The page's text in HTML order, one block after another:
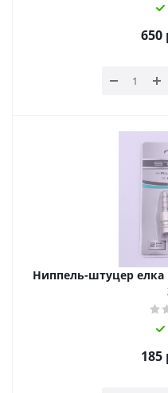
650
Ниппель-штуцер елка
185